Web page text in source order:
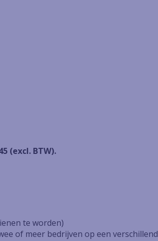
(excl. BTW).
te worden)
of meer bedrijven op een verschillend